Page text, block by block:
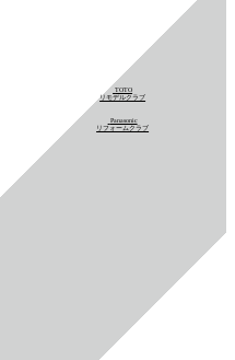
TOTO
リモデルクラブ
Panasonic
リフォームクラブ